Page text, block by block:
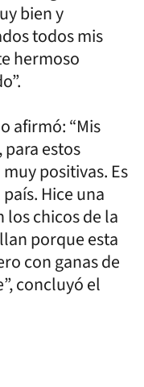
bien y
todos mis
hermoso
afirmó: “Mis
estos
positivas. Es
Hice una
chicos de la
porque esta
con ganas de
concluyó el